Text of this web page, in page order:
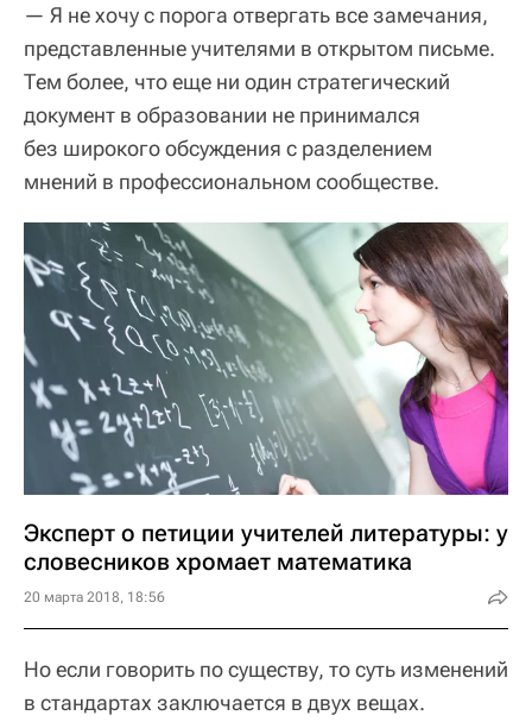
— Я не хочу с порога отвергать все замечания,
представленные учителями в открытом письме.
Тем более, что еще ни один стратегический
документ в образовании не принимался
без широкого обсуждения с разделением
мнений в профессиональном сообществе.
Эксперт о петиции учителей литературы: у
словесников хромает математика
20 марта 2018, 18:56
Но если говорить по существу, то суть изменений
в стандартах заключается в двух вещах.